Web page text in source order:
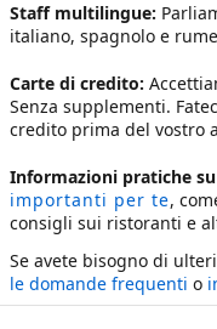
Staff multilingue:
italiano, spagnolo e
Carte di credito:
Senza supplementi.
credito prima del vostro
Informazioni pratiche su
importanti per te,
consigli sui ristoranti e
Se avete bisogno di
le domande frequenti o